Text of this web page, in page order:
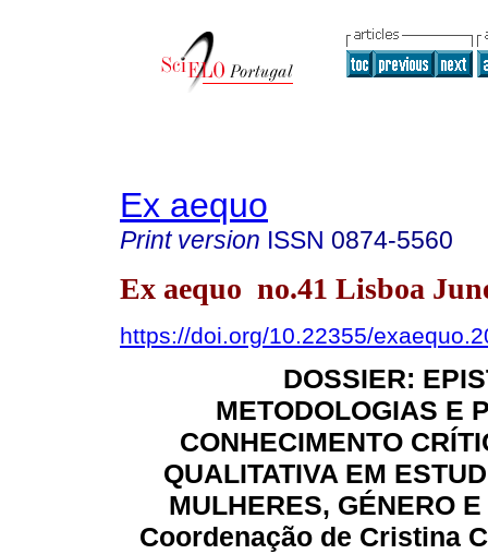
Ex aequo
Print version ISSN 0874-5560
Ex aequo no.41 Lisboa
https://doi.org/10.22355/
DOSSIER:
METODOLOGIAS E
CONHECIMENTO
QUALITATIVA EM
MULHERES, GÉNERO
Coordenação de Cristina